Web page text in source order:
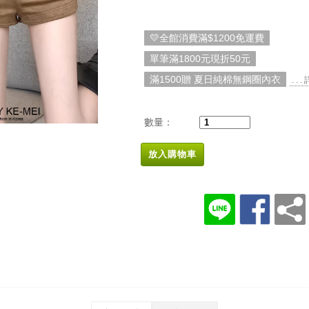
💛全館消費滿$1200免運費
單筆滿1800元現折50元
滿1500贈 夏日純棉無鋼圈內衣
. . .
數量：
放入購物車